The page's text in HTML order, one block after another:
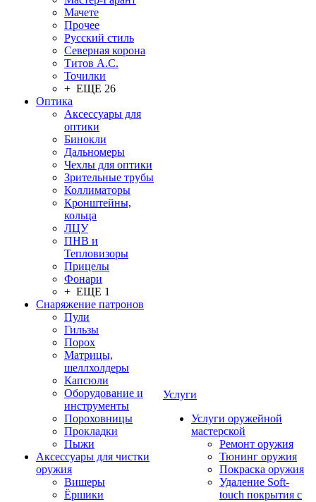
Мачете
Прочее
Русский стиль
Северная корона
Титов А.С.
Точилки
+ ЕЩЕ 26
Оптика
Аксессуары для
оптики
Бинокли
Дальномеры
Чехлы для оптики
Зрительные трубы
Коллиматоры
Кронштейны,
кольца
ЛЦУ
ПНВ и
Тепловизоры
Прицелы
Фонари
+ ЕЩЕ 1
Снаряжение патронов
Пули
Гильзы
Порох
Матрицы,
шеллхолдеры
Капсюли
Оборудование и
инструменты
Пороховницы
Прокладки
Пыжи
Аксессуары для чистки
оружия
Вишеры
Ёршики
Услуги
Услуги оружейной
мастерской
Ремонт оружия
Тюнинг оружия
Покраска оружия
Удаление Soft-
touch покрытия с